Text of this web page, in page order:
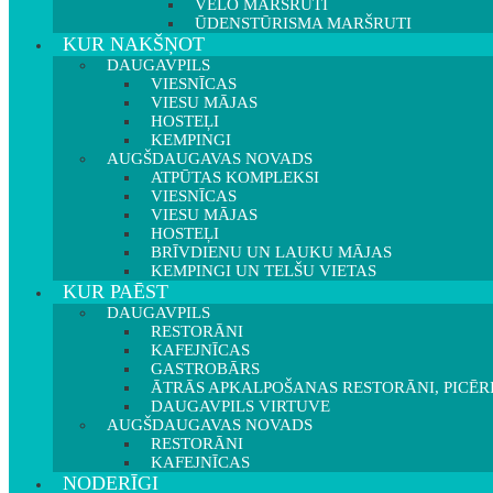
VELO MARŠRUTI
ŪDENSTŪRISMA MARŠRUTI
KUR NAKŠŅOT
DAUGAVPILS
VIESNĪCAS
VIESU MĀJAS
HOSTEĻI
KEMPINGI
AUGŠDAUGAVAS NOVADS
ATPŪTAS KOMPLEKSI
VIESNĪCAS
VIESU MĀJAS
HOSTEĻI
BRĪVDIENU UN LAUKU MĀJAS
KEMPINGI UN TELŠU VIETAS
KUR PAĒST
DAUGAVPILS
RESTORĀNI
KAFEJNĪCAS
GASTROBĀRS
ĀTRĀS APKALPOŠANAS RESTORĀNI,
DAUGAVPILS VIRTUVE
AUGŠDAUGAVAS NOVADS
RESTORĀNI
KAFEJNĪCAS
NODERĪGI